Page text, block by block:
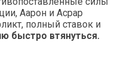
Аарон и Асрар
полный ставок и
быстро втянуться.